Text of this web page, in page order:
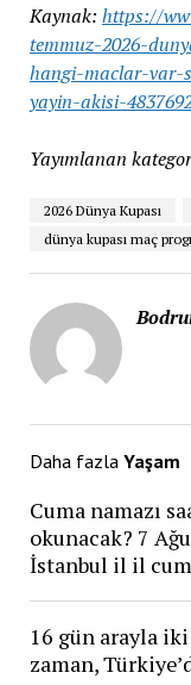
Kaynak: https://
temmuz-2026-
hangi-maclar-
yayin-akisi-
Yayımlanan
2026 Dünya Kupası
dünya kupası maç
Daha fazla Yaşam
Cuma namazı
okunacak? 7
İstanbul il il
16 gün arayla
zaman,